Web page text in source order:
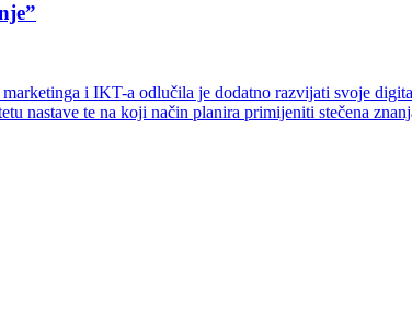
i IKT-a odlučila je dodatno razvijati svoje
nastave te na koji način planira primijeniti stečena